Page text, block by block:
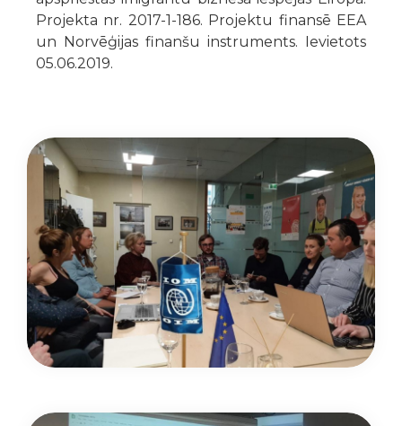
Projekta nr. 2017-1-186. Projektu finansē EEA
un Norvēģijas finanšu instruments. Ievietots
05.06.2019.